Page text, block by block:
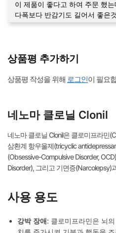
이 제품이 좋다고 하여 주문 했는
다폭보다 반감기도 길어서 좋은
상품평 추가하기
상품평 작성을 위해 로그인이 필요
네노마 클로닐 Clonil
네노마 클로닐 Clonil은 클로미프라민
삼환계 항우울제(tricyclic
(Obsessive-Compulsive Disorder,
Disorder), 그리고 기면증(Narcolepsy)
사용 용도
강박 장애: 클로미프라민은 뇌